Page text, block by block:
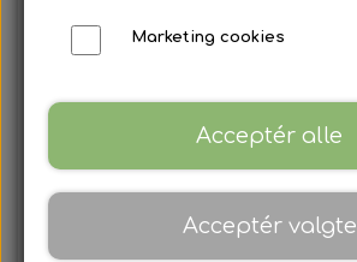
Marketing cookies
Acceptér alle
Acceptér valgte